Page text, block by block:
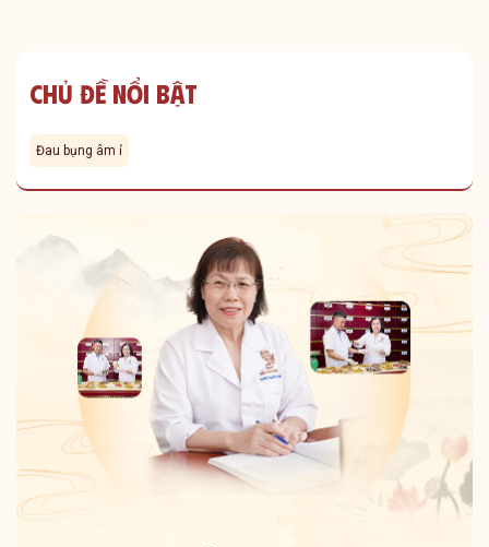
Chủ Đề Nổi Bật
Đau bụng âm ỉ